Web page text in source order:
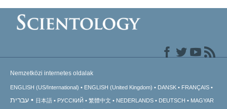
Nemzetközi internetes oldalak
ENGLISH (US/International) ENGLISH (United Kingdom) DANSK FRANÇAIS
עברית 日本語 РУССКИЙ 繁體中文 NEDERLANDS DEUTSCH
MAGYAR